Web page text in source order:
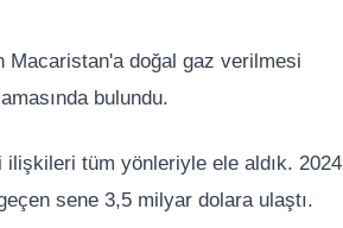
Macaristan'a doğal gaz verilmesi
bulundu.
tüm yönleriyle ele aldık. 2024
sene 3,5 milyar dolara ulaştı.